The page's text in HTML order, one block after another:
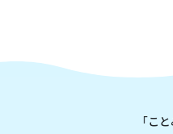
「こ